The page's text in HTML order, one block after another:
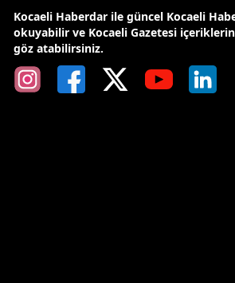
Kocaeli Haberdar ile güncel Kocaeli
okuyabilir ve Kocaeli Gazetesi
göz atabilirsiniz.